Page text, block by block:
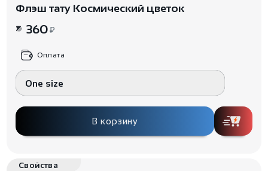
Флэш тату Космический цветок
360₽
Оплата
One size
В корзину
Свойства